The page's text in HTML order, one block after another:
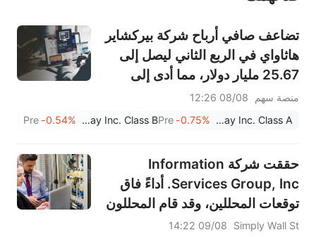
تضاعف صافي أرباح شركة بيركشاير
هاثاواي في الربع الثاني ليصل إلى
25.67 مليار دولار، مما أدى إلى
تسريع عمليات إعادة شراء الأسهم.
منصة سهم
08/08 12:26
Berkshire Hathaway Inc. Class A
-0.75%
Pre
Berkshire Hathaway Inc. Class B
-0.54%
Pre
حققت شركة Information
Services Group, Inc. أداءً فاق
توقعات المحللين، وقد قام المحللون
بتحديث توقعاتهم باستمرار.
Simply Wall St
09/08 14:22